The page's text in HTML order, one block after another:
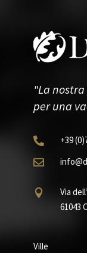
"La
per una
 +39


Via
61043
Ville